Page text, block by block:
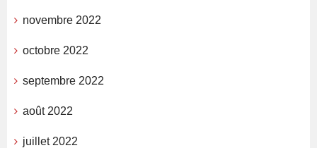
novembre 2022
octobre 2022
septembre 2022
août 2022
juillet 2022